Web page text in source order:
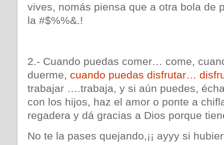
vives, nomás piensa que a otra bola de
la #$%%&.!
2.- Cuando puedas comer… come,
duerme, cuando puedas disfrutar…
trabajar ….trabaja, y si aún puedes,
con los hijos, haz el amor o ponte a
regadera y dá gracias a Dios porque
No te la pases quejando,¡¡ ayyy si